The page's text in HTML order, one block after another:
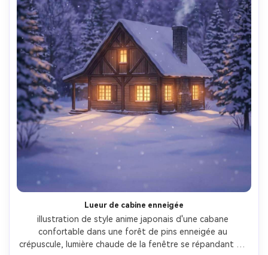
Lueur de cabine enneigée
illustration de style anime japonais d'une cabane
confortable dans une forêt de pins enneigée au
crépuscule, lumière chaude de la fenêtre se répandant sur